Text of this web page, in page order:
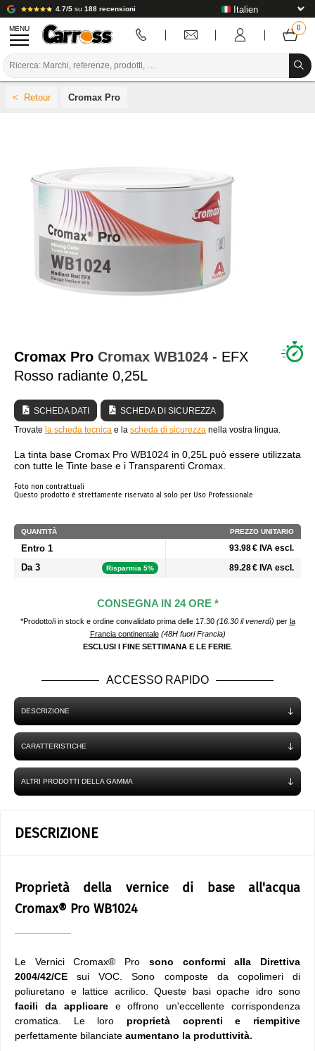
4.7/5 su 188 recensioni
MENU
MATERIALI DI CONSUMO PER LA CARROZZERIA
STRUMENTI PER LA CARROZZERIA
ATTREZZATURE PER CARROZZERIA
INSTALLAZIONE IN LABORATORIO
Cromax Pro
Cromax Pro Cromax WB1024 - EFX
Rosso radiante 0,25L
SCHEDA DATI
SCHEDA DI SICUREZZA
Trovate la scheda tecnica e la scheda di sicurezza nella vostra lingua.
La tinta base Cromax Pro WB1024 in 0,25L può essere utilizzata
con tutte le Tinte base e i Transparenti Cromax.
Foto non contrattuali
Questo prodotto è strettamente riservato al solo per Uso Professionale
QUANTITÀ PREZZO UNITARIO
Entro 1 93.98 € IVA escl.
Da 3 Risparmia 5% 89.28 € IVA escl.
CONSEGNA IN 24 ORE *
*Prodotto/i in stock e ordine convalidato prima delle 17.30 (16.30 il venerdì) per la
Francia continentale (48H fuori Francia)
ESCLUSI I FINE SETTIMANA E LE FERIE.
ACCESSO RAPIDO
DESCRIZIONE
CARATTERISTICHE
ALTRI PRODOTTI DELLA GAMMA
DESCRIZIONE
Proprietà della vernice di base all'acqua
Cromax® Pro WB1024
Le Vernici Cromax® Pro sono conformi alla Direttiva
2004/42/CE sui VOC. Sono composte da copolimeri di
poliuretano e lattice acrilico. Queste basi opache idro sono
facili da applicaree offrono un'eccellente corrispondenza
cromatica. Le loro proprietà coprenti e riempitive
perfettamente bilanciate aumentano la produttività.